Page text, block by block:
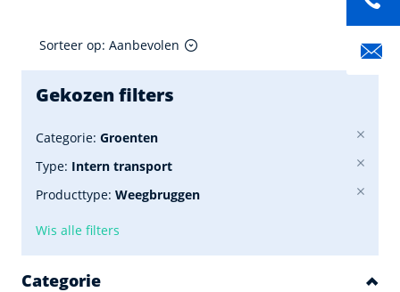
Sorteer op: Aanbevolen
Gekozen filters
Categorie: Groenten
Type: Intern transport
Producttype: Weegbruggen
Wis alle filters
Categorie